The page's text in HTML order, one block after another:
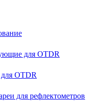
для OTDR
OTDR
для рефлектометров